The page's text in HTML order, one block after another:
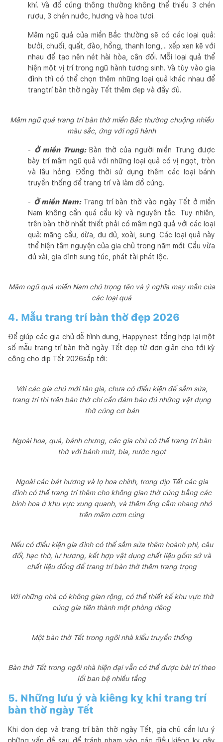
khí. Và đồ cúng thông thường không thể thiếu 3 chén
rượu, 3 chén nước, hương và hoa tươi.
Mâm ngũ quả của miền Bắc thường sẽ có các loại quả:
bưởi, chuối, quất, đào, hồng, thanh long,... xếp xen kẽ với
nhau để tạo nên nét hài hòa, cân đối. Mỗi loại quả thể
hiện một vị trí trong ngũ hành tương sinh. Và tùy vào gia
đình thì có thể chọn thêm những loại quả khác nhau để
trangtrí bàn thờ ngày Tết thêm đẹp và đầy đủ.
Mâm ngũ quả trang trí bàn thờ miền Bắc thường chuộng nhiều
màu sắc, ứng với ngũ hành
- Ở miền Trung:Bàn thờ của người miền Trung được
bày trí mâm ngũ quả với những loại quả có vị ngọt, tròn
và lâu hỏng. Đồng thời sử dụng thêm các loại bánh
truyền thống để trang trí và làm đồ cúng.
- Ở miền Nam:Trang trí bàn thờ vào ngày Tết ở miền
Nam không cần quá cầu kỳ và nguyên tắc. Tuy nhiên,
trên bàn thờ nhất thiết phải có mâm ngũ quả với các loại
quả: mãng cầu, dừa, đu đủ, xoài, sung. Các loại quả này
thể hiện tâm nguyện của gia chủ trong năm mới: Cầu vừa
đủ xài, gia đình sung túc, phát tài phát lộc.
Mâm ngũ quả miền Nam chú trọng tên và ý nghĩa may mắn của
các loại quả
4. Mẫu trang trí bàn thờ đẹp 2026
Để giúp các gia chủ dễ hình dung, Happynest tổng hợp lại một
số mẫu trang trí bàn thờ ngày Tết đẹp từ đơn giản cho tới kỳ
công cho dịp Tết 2026sắp tới:
Với các gia chủ mới tân gia, chưa có điều kiện để sắm sửa,
trang trí thì trên bàn thờ chỉ cần đảm bảo đủ những vật dụng
thờ cúng cơ bản
Ngoài hoa, quả, bánh chưng, các gia chủ có thể trang trí bàn
thờ với bánh mứt, bia, nước ngọt
Ngoài các bát hương và lọ hoa chính, trong dịp Tết các gia
đình có thể trang trí thêm cho không gian thờ cúng bằng các
bình hoa ở khu vực xung quanh, và thêm ống cắm nhang nhỏ
trên mâm cơm cúng
Nếu có điều kiện gia đình có thể sắm sửa thêm hoành phi, câu
đối, hạc thờ, lư hương, kết hợp vật dụng chất liệu gốm sứ và
chất liệu đồng để trang trí bàn thờ thêm trang trọng
Với những nhà có không gian rộng, có thể thiết kế khu vực thờ
cúng gia tiên thành một phòng riêng
Một bàn thờ Tết trong ngôi nhà kiểu truyền thống
Bàn thờ Tết trong ngôi nhà hiện đại vẫn có thể được bài trí theo
lối ban bệ nhiều tầng
5. Những lưu ý và kiêng kỵ khi trang trí
bàn thờ ngày Tết
Khi dọn dẹp và trang trí bàn thờ ngày Tết, gia chủ cần lưu ý